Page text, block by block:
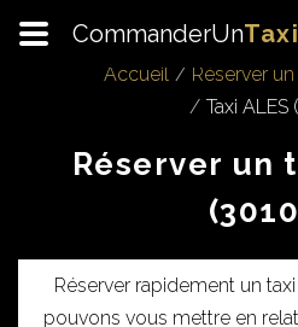
CommanderUnTaxi
Accueil Réserver un
Taxi ALES
Réserver un
Réserver rapidement un
pouvons vous mettre en